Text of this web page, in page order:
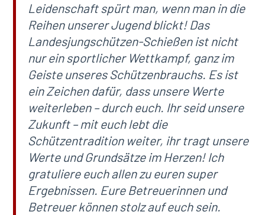
Leidenschaft spürt man, wenn man in die
Reihen unserer Jugend blickt! Das
Landesjungschützen-Schießen ist nicht
nur ein sportlicher Wettkampf, ganz im
Geiste unseres Schützenbrauchs. Es ist
ein Zeichen dafür, dass unsere Werte
weiterleben – durch euch. Ihr seid unsere
Zukunft – mit euch lebt die
Schützentradition weiter, ihr tragt unsere
Werte und Grundsätze im Herzen! Ich
gratuliere euch allen zu euren super
Ergebnissen. Eure Betreuerinnen und
Betreuer können stolz auf euch sein.